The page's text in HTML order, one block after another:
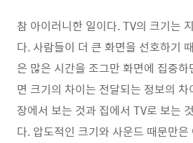
참 아이러니한 일이다. TV의 크기는
다. 사람들이 더 큰 화면을 선호하기
은 많은 시간을 조그만 화면에 집중
면 크기의 차이는 전달되는 정보의
장에서 보는 것과 집에서 TV로 보는
다. 압도적인 크기와 사운드 때문만은